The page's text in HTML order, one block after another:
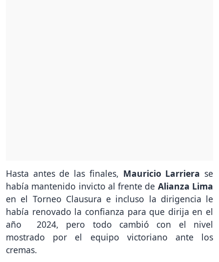
Hasta antes de las finales, Mauricio Larriera se
había mantenido invicto al frente de Alianza Lima
en el Torneo Clausura e incluso la dirigencia le
había renovado la confianza para que dirija en el
año 2024, pero todo cambió con el nivel
mostrado por el equipo victoriano ante los
cremas.